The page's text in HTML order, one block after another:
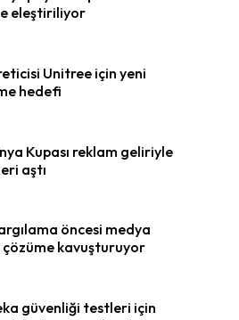
eleştiriliyor
Unitree için yeni
hedefi
Kupası reklam geliriyle
aştı
öncesi medya
çözüme kavuşturuyor
güvenliği testleri için